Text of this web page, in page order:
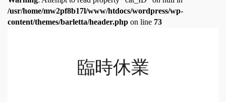
/usr/home/mw2pf8b17l/www/htdocs/wordpress/wp-
content/themes/barletta/header.php on line 73
臨時休業